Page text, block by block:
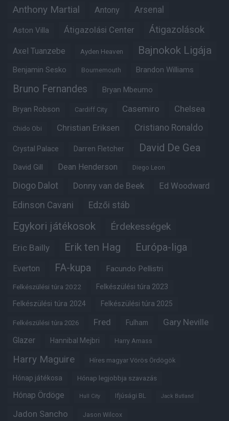
Anthony Martial Antony Arsenal
Aston Villa Átigazolási Center Átigazolások
Axel Tuanzebe Ayden Heaven Bajnokok Ligája
Benjamin Sesko Bournemouth Brandon Williams
Bruno Fernandes Bryan Mbeumo
Bryan Robson Cardiff City Casemiro Chelsea
Chido Obi Christian Eriksen Cristiano Ronaldo
Crystal Palace Darren Fletcher David De Gea
David Gill Dean Henderson Diego Leon
Diogo Dalot Donny van de Beek Ed Woodward
Edinson Cavani Edzői stáb
Egykori játékosok Érdekességek
Eric Bailly Erik ten Hag Európa-liga
Everton FA-kupa Facundo Pellistri
Felkészülési túra 2022 Felkészülési túra 2023
Felkészülési túra 2024 Felkészülési túra 2025
Felkészülési túra 2026 Fred Fulham Gary Neville
Glazer Hannibal Mejbri Harry Amass
Harry Maguire Híres magyar Vörös Ördögök
Hónap játékosa Hónap legjobbja szavazás
Hónap Ördöge Hull City Ifjúsági BL Jack Butland
Jadon Sancho Jason Wilcox